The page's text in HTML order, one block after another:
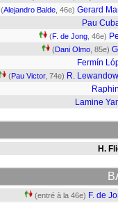
(Alejandro Balde , 46e) Gerard
Pau
(F. de Jong , 46e)
(Dani Olmo , 85e)
Fermín
(Pau Victor, 74e) R.
Lamine
H.
(entré à la 46e) F. de